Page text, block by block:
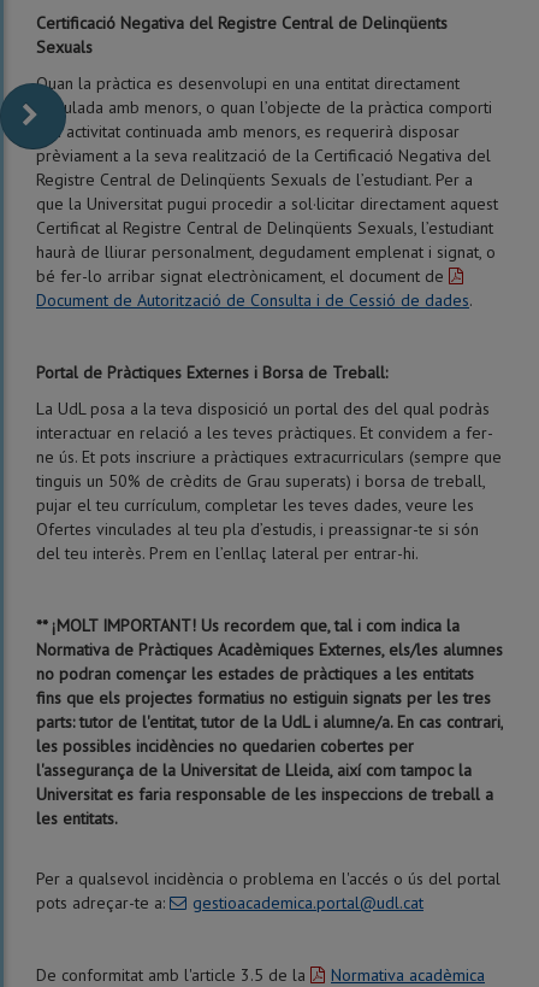
Certificació Negativa del Registre Central de Delinqüents
Sexuals
Quan la pràctica es desenvolupi en una entitat directament
vinculada amb menors, o quan l’objecte de la pràctica comporti
una activitat continuada amb menors, es requerirà disposar
prèviament a la seva realització de la Certificació Negativa del
Registre Central de Delinqüents Sexuals de l’estudiant. Per a
que la Universitat pugui procedir a sol·licitar directament aquest
Certificat al Registre Central de Delinqüents Sexuals, l’estudiant
haurà de lliurar personalment, degudament emplenat i signat, o
bé fer-lo arribar signat electrònicament, el document de
Document de Autorització de Consulta i de Cessió de dades.
Portal de Pràctiques Externes i Borsa de Treball:
La UdL posa a la teva disposició un portal des del qual podràs
interactuar en relació a les teves pràctiques. Et convidem a fer-
ne ús. Et pots inscriure a pràctiques extracurriculars (sempre que
tinguis un 50% de crèdits de Grau superats) i borsa de treball,
pujar el teu currículum, completar les teves dades, veure les
Ofertes vinculades al teu pla d’estudis, i preassignar-te si són
del teu interès. Prem en l’enllaç lateral per entrar-hi.
** ¡MOLT IMPORTANT! Us recordem que, tal i com indica la
Normativa de Pràctiques Acadèmiques Externes, els/les alumnes
no podran començar les estades de pràctiques a les entitats
fins que els projectes formatius no estiguin signats per les tres
parts: tutor de l'entitat, tutor de la UdL i alumne/a. En cas contrari,
les possibles incidències no quedarien cobertes per
l'assegurança de la Universitat de Lleida, així com tampoc la
Universitat es faria responsable de les inspeccions de treball a
les entitats.
Per a qualsevol incidència o problema en l'accés o ús del portal
pots adreçar-te a:
gestioacademica.portal@udl.cat
De conformitat amb l'article 3.5 de la Normativa acadèmica